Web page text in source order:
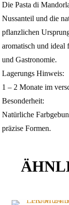
Die Pasta di
Nussanteil und die
pflanzlichen
aromatisch und
und Gastronomie.
Lagerungs Hinweis:
1 – 2 Monate im
Besonderheit:
Natürliche
präzise Formen.